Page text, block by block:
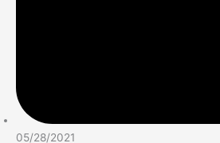
05/28/2021